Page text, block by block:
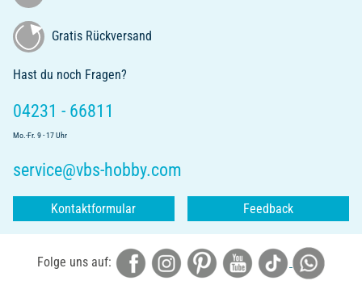
Gratis Rückversand
Hast du noch Fragen?
04231 - 66811
Mo.-Fr. 9 - 17 Uhr
service@vbs-hobby.com
Kontaktformular Feedback
Folge uns auf: